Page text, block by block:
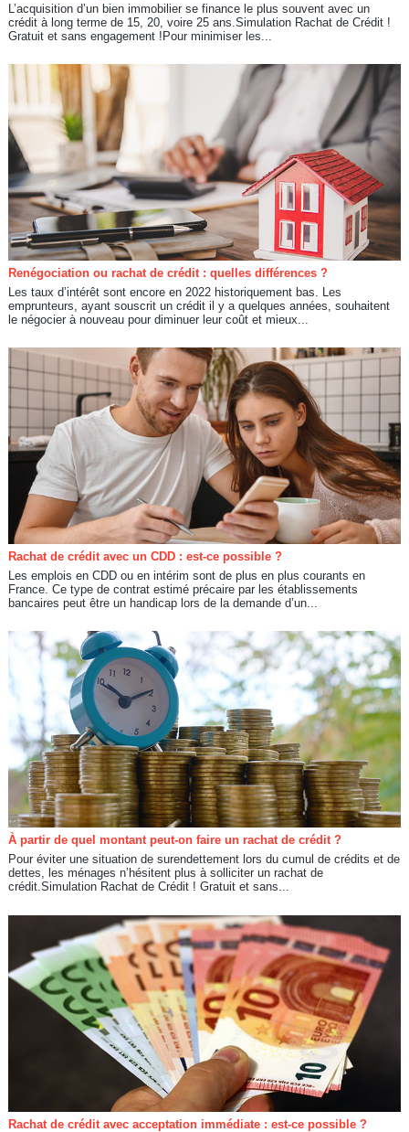
L’acquisition d’un bien immobilier se finance le plus souvent avec un
crédit à long terme de 15, 20, voire 25 ans.Simulation Rachat de Crédit !
Gratuit et sans engagement !Pour minimiser les...
Renégociation ou rachat de crédit : quelles différences ?
Les taux d’intérêt sont encore en 2022 historiquement bas. Les
emprunteurs, ayant souscrit un crédit il y a quelques années, souhaitent
le négocier à nouveau pour diminuer leur coût et mieux...
Rachat de crédit avec un CDD : est-ce possible ?
Les emplois en CDD ou en intérim sont de plus en plus courants en
France. Ce type de contrat estimé précaire par les établissements
bancaires peut être un handicap lors de la demande d’un...
À partir de quel montant peut-on faire un rachat de crédit ?
Pour éviter une situation de surendettement lors du cumul de crédits et de
dettes, les ménages n’hésitent plus à solliciter un rachat de
crédit.Simulation Rachat de Crédit ! Gratuit et sans...
Rachat de crédit avec acceptation immédiate : est-ce possible ?